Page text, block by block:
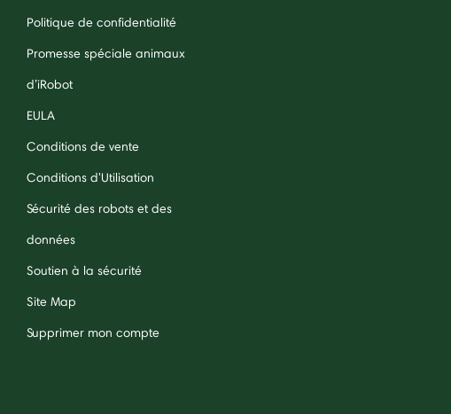
Politique de confidentialité
Promesse spéciale animaux
d’iRobot
EULA
Conditions de vente
Conditions d'Utilisation
Sécurité des robots et des
données
Soutien à la sécurité
Site Map
Supprimer mon compte